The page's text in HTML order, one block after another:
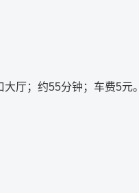
厅；约55分钟；车费5元。